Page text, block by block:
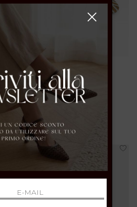
mormora
40
€ 59.40